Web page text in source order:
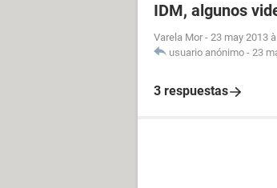
IDM, algunos
Varela Mor - 23 may 2013
usuario anónimo - 23
3 respuestas